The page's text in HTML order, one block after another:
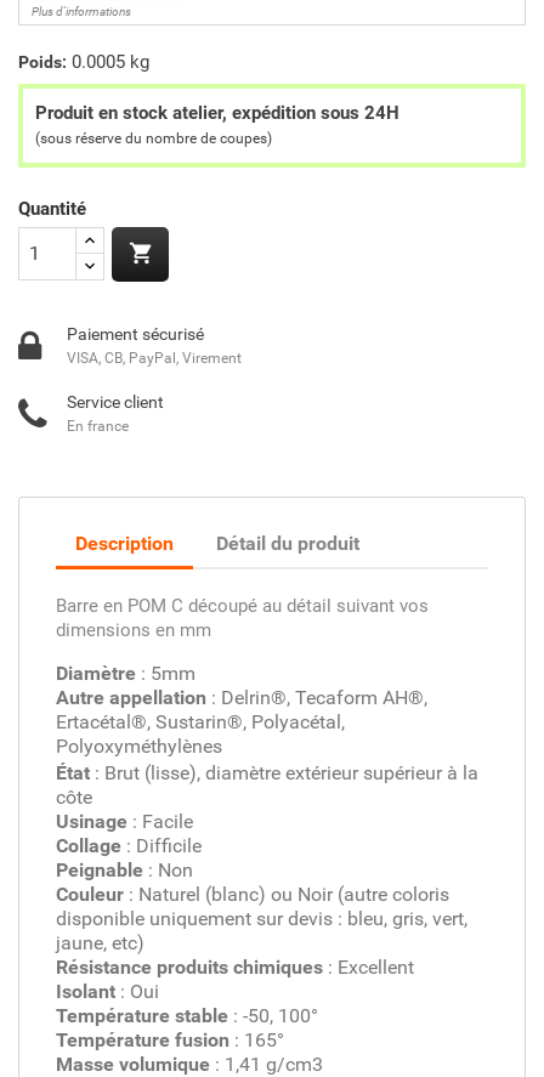
Plus d'informations
Poids: 0.0005 kg
Produit en stock atelier, expédition sous 24H
(sous réserve du nombre de coupes)
Quantité

Paiement sécurisé
VISA, CB, PayPal, Virement
Service client
En france
Description Détail du produit
Barre en POM C découpé au détail suivant vos
dimensions en mm
Diamètre : 5mm
Autre appellation : Delrin®, Tecaform AH®,
Ertacétal®, Sustarin®, Polyacétal,
Polyoxyméthylènes
État : Brut (lisse), diamètre extérieur supérieur à la
côte
Usinage : Facile
Collage : Difficile
Peignable : Non
Couleur : Naturel (blanc) ou Noir (autre coloris
disponible uniquement sur devis : bleu, gris, vert,
jaune, etc)
Résistance produits chimiques : Excellent
Isolant : Oui
Température stable : -50, 100°
Température fusion : 165°
Masse volumique : 1,41 g/cm3